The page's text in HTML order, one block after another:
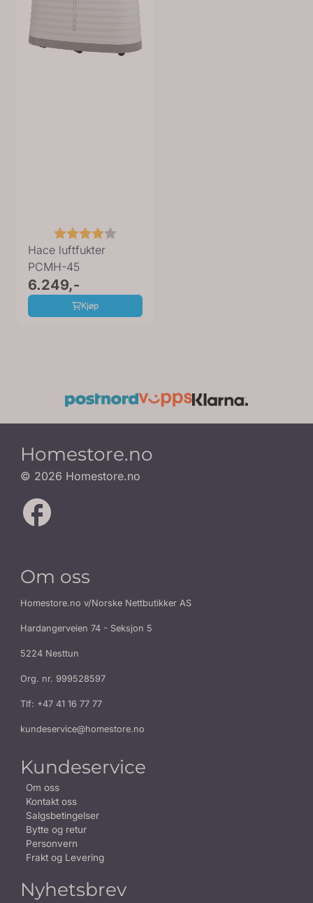
Karakter:
Hace luftfukter
PCMH-45
6.249,-
Kjøp
Homestore.no
© 2026 Homestore.no
Om oss
Homestore.no v/Norske Nettbutikker AS
Hardangerveien 74 - Seksjon 5
5224 Nesttun
Org. nr. 999528597
Tlf: +47 41 16 77 77
kundeservice@homestore.no
Kundeservice
Om oss
Kontakt oss
Salgsbetingelser
Bytte og retur
Personvern
Frakt og Levering
Nyhetsbrev